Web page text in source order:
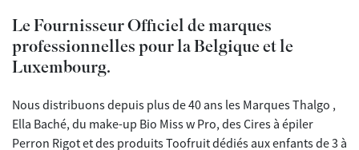
Le Fournisseur Officiel de marques
professionnelles pour la Belgique et le
Luxembourg.
Nous distribuons depuis plus de 40 ans les Marques Thalgo ,
Ella Baché, du make-up Bio Miss w Pro, des Cires à épiler
Perron Rigot et des produits Toofruit dédiés aux enfants de 3 à